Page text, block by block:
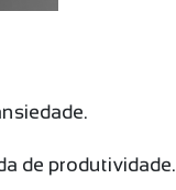
de produtividade.